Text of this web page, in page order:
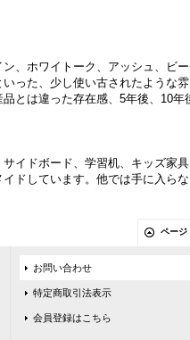
、ホワイトーク、アッシュ、ビ
った、少し使い古されたような
とは違った存在感、5年後、10年
イドボード、学習机、キッズ家
ドしています。他では手に入ら
ページ
お問い合わせ
特定商取引法表示
会員登録はこちら